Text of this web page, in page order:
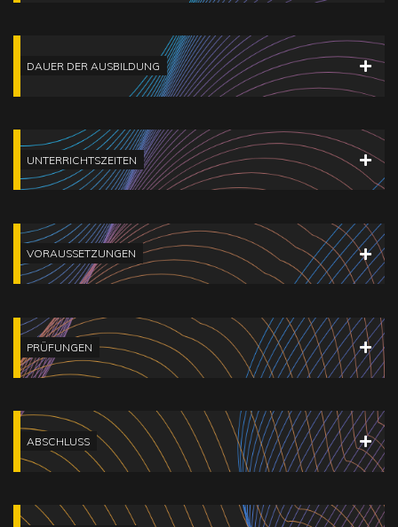
DAUER DER AUSBILDUNG
UNTERRICHTSZEITEN
VORAUSSETZUNGEN
PRÜFUNGEN
ABSCHLUSS